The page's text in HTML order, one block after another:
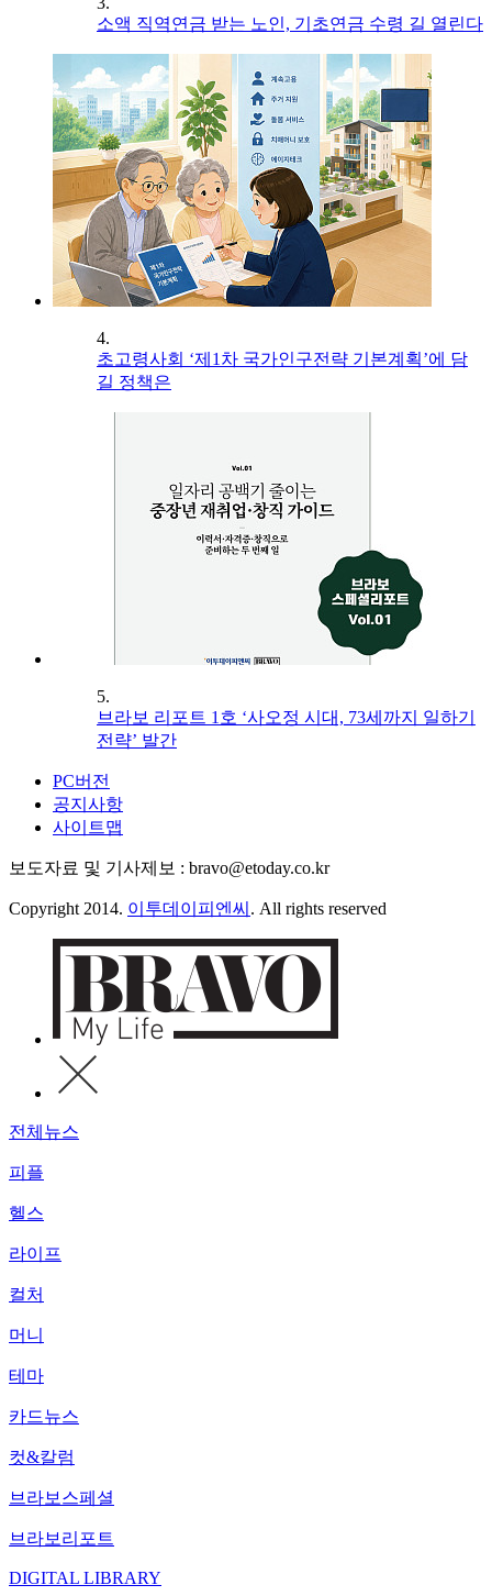
소액 직역연금 받는 노인, 기초연금 수령 길 열린다
4.
초고령사회 ‘제1차 국가인구전략 기본계획’에 담
길 정책은
5.
브라보 리포트 1호 ‘사오정 시대, 73세까지 일하기
전략’ 발간
PC버전
공지사항
사이트맵
보도자료 및 기사제보 : bravo@etoday.co.kr
Copyright 2014. 이투데이피엔씨 . All rights reserved
전체뉴스
피플
헬스
라이프
컬처
머니
테마
카드뉴스
컷&칼럼
브라보스페셜
브라보리포트
DIGITAL LIBRARY